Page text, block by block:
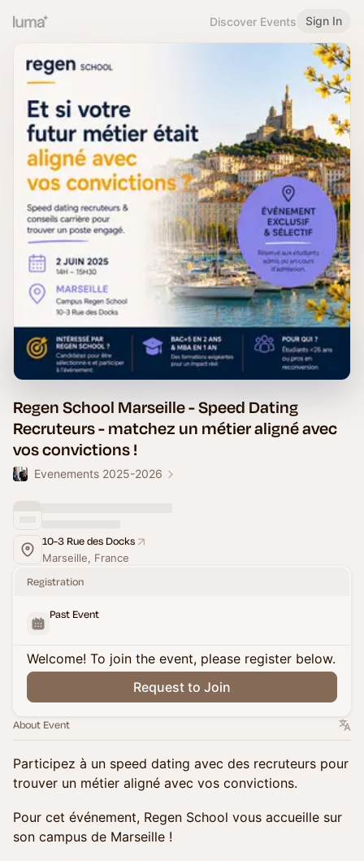
Discover Events Sign In
Regen School Marseille - Speed Dating
Recruteurs - matchez un métier aligné avec
vos convictions !
Evenements 2025-2026
10-3 Rue des Docks
Marseille, France
Registration
Past Event
Welcome! To join the event, please register below.
Request to Join
About Event
Participez à un speed dating avec des recruteurs pour
trouver un métier aligné avec vos convictions.
Pour cet événement, Regen School vous accueille sur
son campus de Marseille !